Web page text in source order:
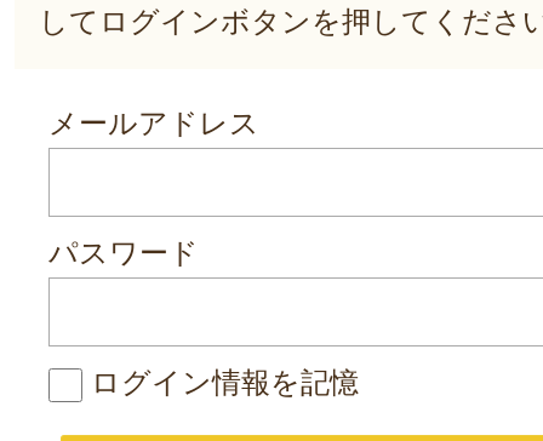
してログインボタンを押してくださ
メールアドレス
パスワード
ログイン情報を記憶